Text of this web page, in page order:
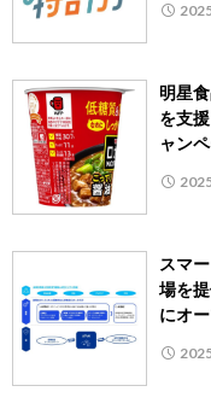
明星
を支
ャン
スマ
場を
にオ